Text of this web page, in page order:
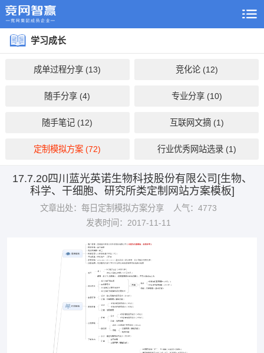
学习成长
成单过程分享 (13) 竞化论 (12)
随手分享 (4) 专业分享 (10)
随手笔记 (12) 互联网文摘 (1)
定制模拟方案 (72) 行业优秀网站选录 (1)
17.7.20四川蓝光英诺生物科技股份有限公司[生物、
科学、干细胞、研究所类定制网站方案模板]
文章出处：每日定制模拟方案分享
人气：4773
发表时间：2017-11-11